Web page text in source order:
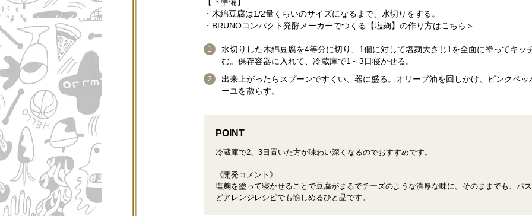
・木綿豆腐は1/2量くらいのサイズになるまで、水切りをする。
・ BRUNOコンパクト発酵メーカーでつくる【塩麹】の作り方はこちら＞
水切りした木綿豆腐を4等分に切り、1個に対して塩麹大さじ1を全面に塗ってキッ
む。保存容器に入れて、冷蔵庫で1～3日寝かせる。
出来上がったらスプーンですくい、器に盛る。オリーブ油を回しかけ、ピンクペッ
ーユを散らす。
POINT
冷蔵庫で2、3日置いた方が味わい深くなるのでおすすめです。
《開発コメント》
塩麴を塗って寝かせることで豆腐がまるでチーズのような濃厚な味に。そのままでも、パ
どアレンジレシピでも愉しめるひと品です。